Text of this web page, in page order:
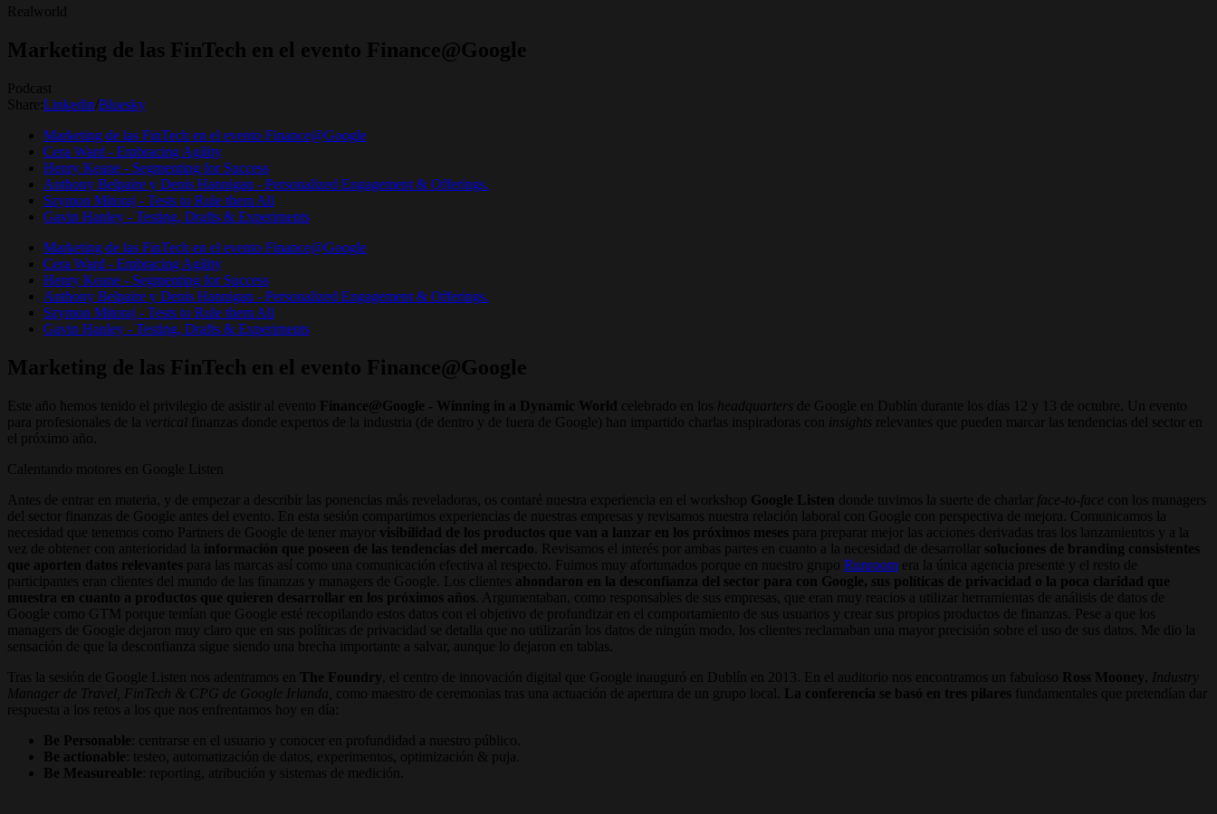
Realworld
Marketing de las FinTech en el evento Finance@Google
Podcast
Share: Linkedin Bluesky
Marketing de las FinTech en el evento Finance@Google
Cera Ward - Embracing Agility
Henry Keane - Segmenting for Success
Anthony Belpaire y Denis Hannigan - Personalized Engagement & Offerings.
Szymon Mitoraj - Tests to Rule them All
Gavin Hanley - Testing, Drafts & Experiments
Marketing de las FinTech en el evento Finance@Google
Cera Ward - Embracing Agility
Henry Keane - Segmenting for Success
Anthony Belpaire y Denis Hannigan - Personalized Engagement & Offerings.
Szymon Mitoraj - Tests to Rule them All
Gavin Hanley - Testing, Drafts & Experiments
Marketing de las FinTech en el evento Finance@Google
Este año hemos tenido el privilegio de asistir al evento Finance@Google - Winning in a Dynamic World celebrado en los headquarters de Google en Dublín durante los días 12 y 13 de octubre. Un evento
para profesionales de la vertical finanzas donde expertos de la industria (de dentro y de fuera de Google) han impartido charlas inspiradoras con insights relevantes que pueden marcar las tendencias del sector en
el próximo año.
Calentando motores en Google Listen
Antes de entrar en materia, y de empezar a describir las ponencias más reveladoras, os contaré nuestra experiencia en el workshop Google Listen donde tuvimos la suerte de charlar face-to-face con los managers
del sector finanzas de Google antes del evento. En esta sesión compartimos experiencias de nuestras empresas y revisamos nuestra relación laboral con Google con perspectiva de mejora. Comunicamos la
necesidad que tenemos como Partners de Google de tener mayor visibilidad de los productos que van a lanzar en los próximos meses para preparar mejor las acciones derivadas tras los lanzamientos y a la
vez de obtener con anterioridad la información que poseen de las tendencias del mercado . Revisamos el interés por ambas partes en cuanto a la necesidad de desarrollar soluciones de branding consistentes
que aporten datos relevantes para las marcas así como una comunicación efectiva al respecto. Fuimos muy afortunados porque en nuestro grupo Runroom era la única agencia presente y el resto de
participantes eran clientes del mundo de las finanzas y managers de Google. Los clientes ahondaron en la desconfianza del sector para con Google, sus políticas de privacidad o la poca claridad que
muestra en cuanto a productos que quieren desarrollar en los próximos años . Argumentaban, como responsables de sus empresas, que eran muy reacios a utilizar herramientas de análisis de datos de
Google como GTM porque temían que Google esté recopilando estos datos con el objetivo de profundizar en el comportamiento de sus usuarios y crear sus propios productos de finanzas. Pese a que los
managers de Google dejaron muy claro que en sus políticas de privacidad se detalla que no utilizarán los datos de ningún modo, los clientes reclamaban una mayor precisión sobre el uso de sus datos. Me dio la
sensación de que la desconfianza sigue siendo una brecha importante a salvar, aunque lo dejaron en tablas.
Tras la sesión de Google Listen nos adentramos en The Foundry , el centro de innovación digital que Google inauguró en Dublín en 2013. En el auditorio nos encontramos un fabuloso Ross Mooney
Industry
Manager de Travel, FinTech & CPG de Google Irlanda, como maestro de ceremonias tras una actuación de apertura de un grupo local. La conferencia se basó en tres pilares fundamentales que pretendían dar
respuesta a los retos a los que nos enfrentamos hoy en día:
Be Personable : centrarse en el usuario y conocer en profundidad a nuestro público.
Be actionable : testeo, automatización de datos, experimentos, optimización & puja.
Be Measureable : reporting, atribución y sistemas de medición.